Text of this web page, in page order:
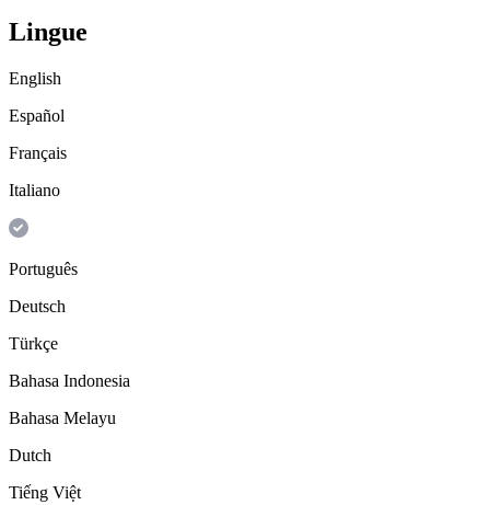
Lingue
English
Español
Français
Italiano
Português
Deutsch
Türkçe
Bahasa Indonesia
Bahasa Melayu
Dutch
Tiếng Việt